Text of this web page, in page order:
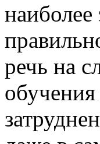
речь на